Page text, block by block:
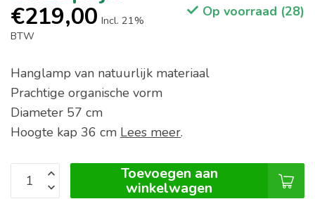
€219,00 Incl. 21%
BTW
Op voorraad (28)
Hanglamp van natuurlijk materiaal
Prachtige organische vorm
Diameter 57 cm
Hoogte kap 36 cm Lees meer.
Toevoegen aan
winkelwagen